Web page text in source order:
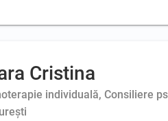
Cristina
individuală, Consiliere